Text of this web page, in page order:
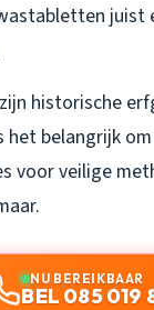
juist
historische
het belangrijk
voor veilige
NU BEREIKBAAR
BEL 085 019